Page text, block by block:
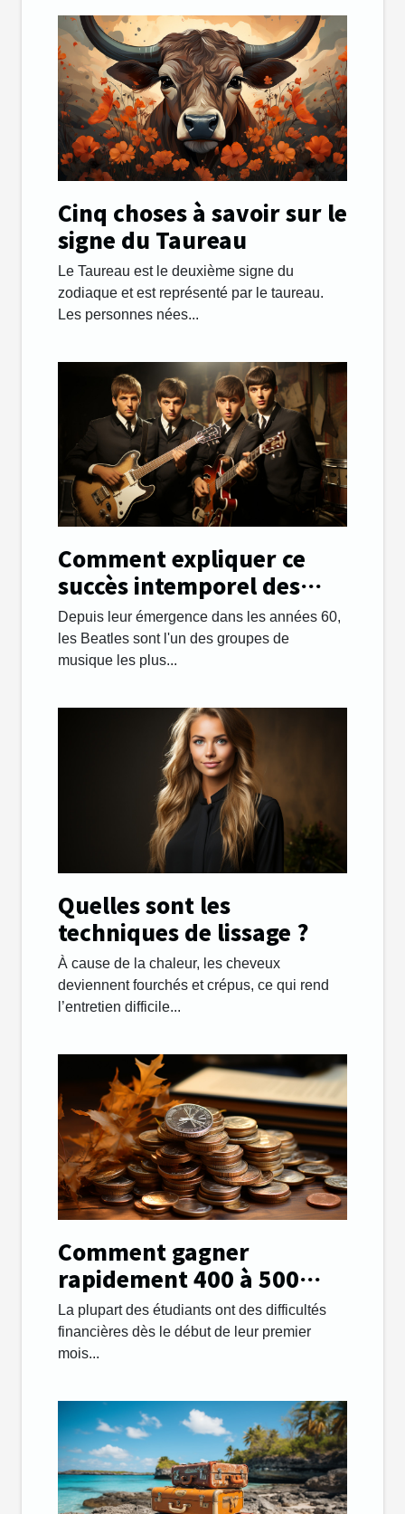
Cinq choses à savoir sur le
signe du Taureau
Le Taureau est le deuxième signe du
zodiaque et est représenté par le taureau.
Les personnes nées...
Comment expliquer ce
succès intemporel des
Beatles ?
Depuis leur émergence dans les années 60,
les Beatles sont l'un des groupes de
musique les plus...
Quelles sont les
techniques de lissage ?
À cause de la chaleur, les cheveux
deviennent fourchés et crépus, ce qui rend
l’entretien difficile...
Comment gagner
rapidement 400 à 500
euros par mois afin de
payer ses études ?
La plupart des étudiants ont des difficultés
financières dès le début de leur premier
mois...